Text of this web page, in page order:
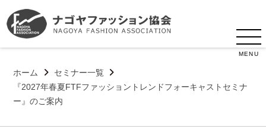
MENU
ホーム
セミナー一覧
『2027年春夏FTFファッショントレンドフォーキャストセミナ
ー』のご案内